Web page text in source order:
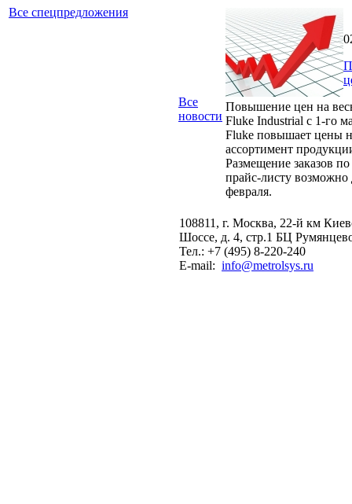
Все спецпредложения
Все
новости
Повышение цен на
Fluke Industrial с 1-го
Fluke повышает цены
ассортимент
Размещение заказов
прайс-листу возможно
февраля.
108811, г. Москва, 22-й км
Шоссе, д. 4, стр.1 БЦ
Тел.: +7 (495) 8-220-240
E-mail: info@metrolsys.ru